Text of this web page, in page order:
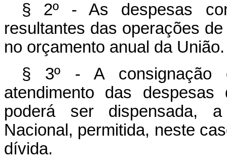
§ 2º - As despesas
resultantes das operações
no orçamento anual da União.
§ 3º - A consignação
atendimento das
poderá ser dispensada,
Nacional, permitida, neste
dívida.